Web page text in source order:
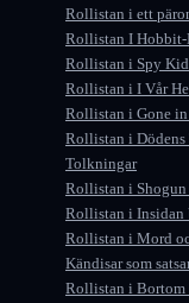
Rollistan i ett
Rollistan I Hobbit-
Rollistan i Spy
Rollistan i I Vår
Rollistan i Gone in
Rollistan i Dödens
Tolkningar
Rollistan i Shogun
Rollistan i Insidan
Rollistan i Mord
Kändisar som
Rollistan i Bortom